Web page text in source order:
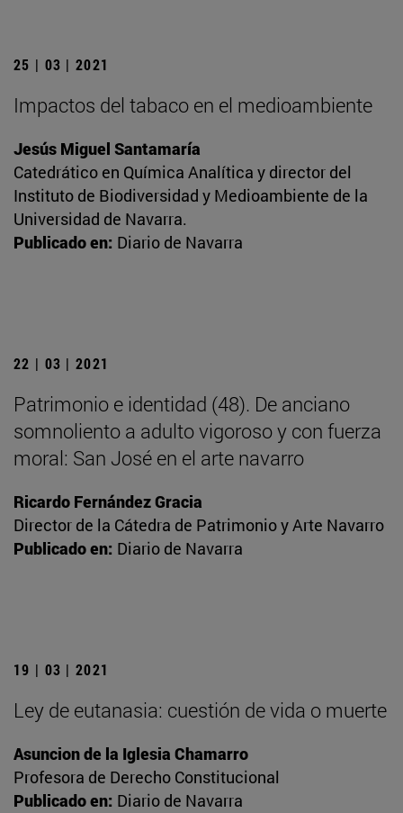
25 | 03 | 2021
Impactos del tabaco en el medioambiente
Jesús Miguel Santamaría
Catedrático en Química Analítica y director del
Instituto de Biodiversidad y Medioambiente de la
Universidad de Navarra.
Publicado en: Diario de Navarra
22 | 03 | 2021
Patrimonio e identidad (48). De anciano
somnoliento a adulto vigoroso y con fuerza
moral: San José en el arte navarro
Ricardo Fernández Gracia
Director de la Cátedra de Patrimonio y Arte Navarro
Publicado en: Diario de Navarra
19 | 03 | 2021
Ley de eutanasia: cuestión de vida o muerte
Asuncion de la Iglesia Chamarro
Profesora de Derecho Constitucional
Publicado en: Diario de Navarra